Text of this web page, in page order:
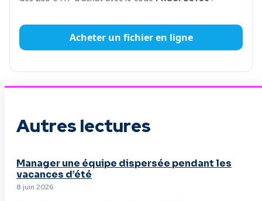
Acheter un fichier en ligne
Autres lectures
Manager une équipe dispersée pendant les
vacances d’été
8 juin 2026